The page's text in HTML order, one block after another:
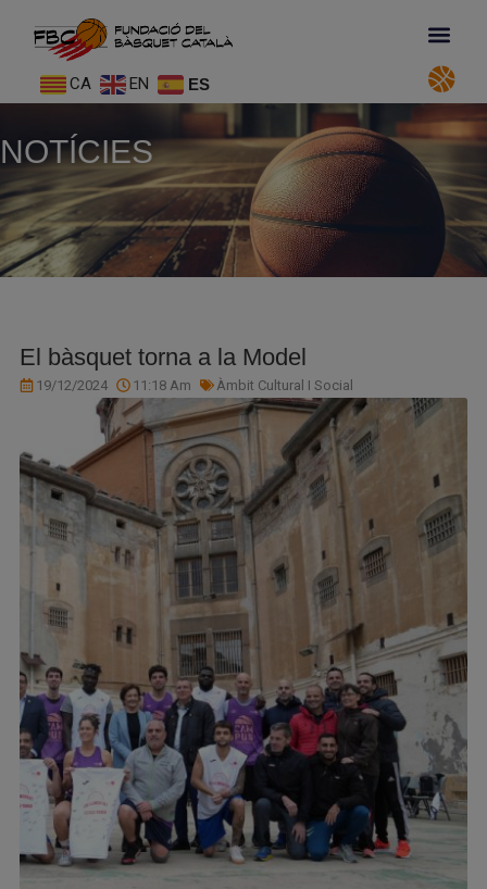
CA EN ES
NOTÍCIES
El bàsquet torna a la Model
19/12/2024 11:18 Am Àmbit Cultural I Social